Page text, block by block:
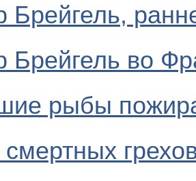
Брейгель,
Брейгель во
рыбы